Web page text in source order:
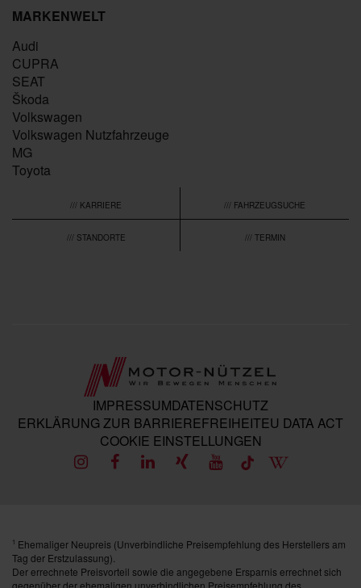
MARKENWELT
Audi
CUPRA
SEAT
Škoda
Volkswagen
Volkswagen Nutzfahrzeuge
MG
Toyota
/// KARRIERE /// FAHRZEUGSUCHE
/// STANDORTE /// TERMIN
IMPRESSUMDATENSCHUTZ
ERKLÄRUNG ZUR BARRIEREFREIHEITEU DATA ACT
COOKIE EINSTELLUNGEN
1 Ehemaliger Neupreis (Unverbindliche Preisempfehlung des Herstellers am
Tag der Erstzulassung).
Der errechnete Preisvorteil sowie die angegebene Ersparnis errechnet sich
gegenüber der ehemaligen unverbindlichen Preisempfehlung des